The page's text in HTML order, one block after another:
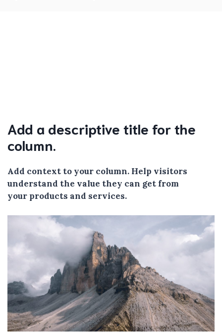
Add a descriptive title for the
column.
Add context to your column. Help visitors
understand the value they can get from
your products and services.